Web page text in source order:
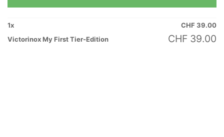
1x CHF 39.00
Victorinox My First Tier-Edition
CHF 39.00